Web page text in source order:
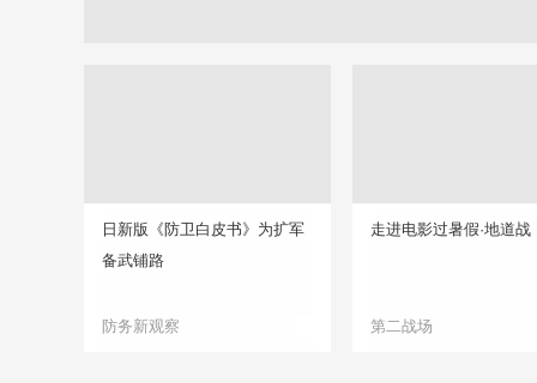
日新版《防卫白皮书》为扩军
备武铺路
防务新观察
走进电影过暑假·地道战
第二战场